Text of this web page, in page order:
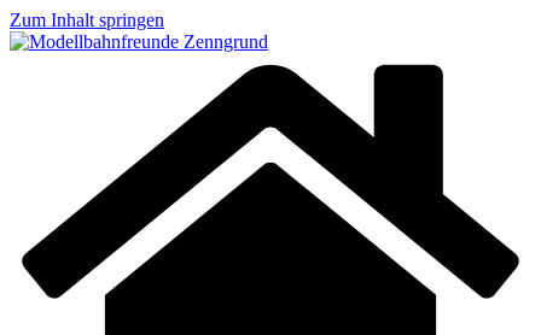
Zum Inhalt springen